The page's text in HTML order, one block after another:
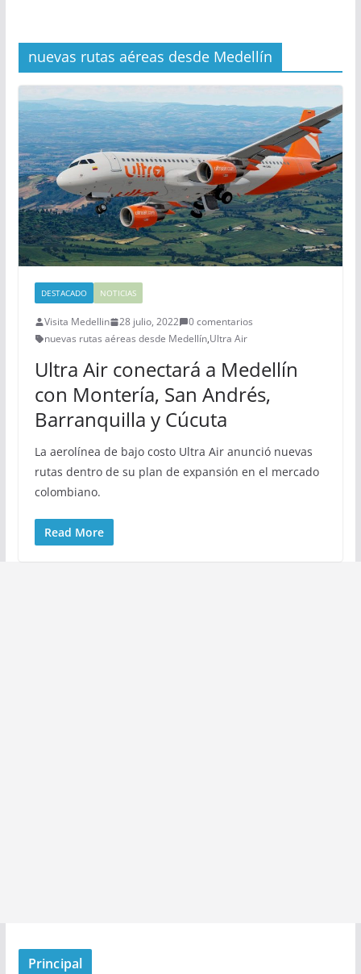
nuevas rutas aéreas desde Medellín
DESTACADO NOTICIAS
Visita Medellin 28 julio, 2022
0 comentarios
nuevas rutas aéreas desde Medellín,Ultra Air
Ultra Air conectará a Medellín
con Montería, San Andrés,
Barranquilla y Cúcuta
La aerolínea de bajo costo Ultra Air anunció nuevas
rutas dentro de su plan de expansión en el mercado
colombiano.
Read More
Principal